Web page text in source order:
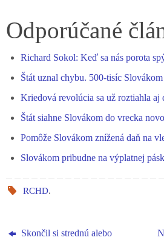
bo
ok
se
er
ts
pp
gr
m
ed
Odporúčané
Richard Sokol: Keď sa nás porota
Štát uznal chybu. 500-tisíc
Kriedová revolúcia sa už roztiahla
Štát siahne Slovákom do vrecka
Pomôže Slovákom znížená daň na
Slovákom pribudne na výplatnej
RCHD.
Skončil si strednú alebo